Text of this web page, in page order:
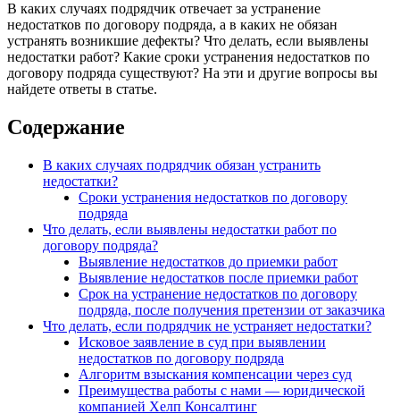
В каких случаях подрядчик отвечает за устранение
недостатков по договору подряда, а в каких не обязан
устранять возникшие дефекты? Что делать, если выявлены
недостатки работ? Какие сроки устранения недостатков по
договору подряда существуют? На эти и другие вопросы вы
найдете ответы в статье.
Содержание
В каких случаях подрядчик обязан устранить
недостатки?
Сроки устранения недостатков по договору
подряда
Что делать, если выявлены недостатки работ по
договору подряда?
Выявление недостатков до приемки работ
Выявление недостатков после приемки работ
Срок на устранение недостатков по договору
подряда, после получения претензии от заказчика
Что делать, если подрядчик не устраняет недостатки?
Исковое заявление в суд при выявлении
недостатков по договору подряда
Алгоритм взыскания компенсации через суд
Преимущества работы с нами — юридической
компанией Хелп Консалтинг